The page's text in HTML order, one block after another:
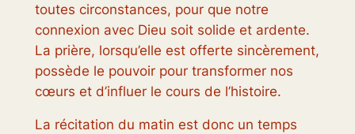
toutes circonstances, pour que notre
connexion avec Dieu soit solide et ardente.
La prière, lorsqu’elle est offerte sincèrement,
possède le pouvoir pour transformer nos
cœurs et d’influer le cours de l’histoire.
La récitation du matin est donc un temps